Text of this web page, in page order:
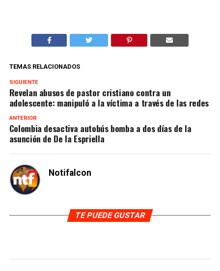
TEMAS RELACIONADOS
SIGUIENTE
Revelan abusos de pastor cristiano contra un
adolescente: manipuló a la víctima a través de las redes
ANTERIOR
Colombia desactiva autobús bomba a dos días de la
asunción de De la Espriella
Notifalcon
TE PUEDE GUSTAR